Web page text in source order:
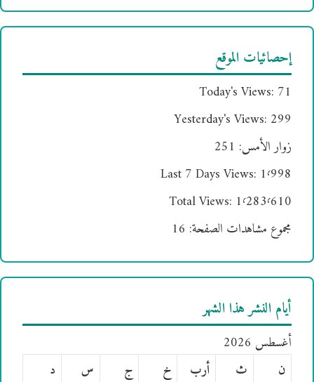
إحصائيات الموقع
Today's Views: 71
Yesterday's Views: 299
زوار الأمس: 251
Last 7 Days Views: 1٬998
Total Views: 1٬283٬610
مجموع مشاهدات الصفحة: 16
أيام النشر هذا الشهر
أغسطس 2026
ن
ث أرب خ ج س
د